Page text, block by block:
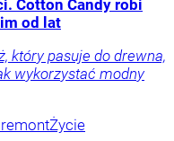
Cotton Candy robi
od lat
który pasuje do drewna,
wykorzystać modny
Życie